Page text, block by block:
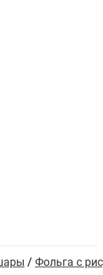
/ Фольга с